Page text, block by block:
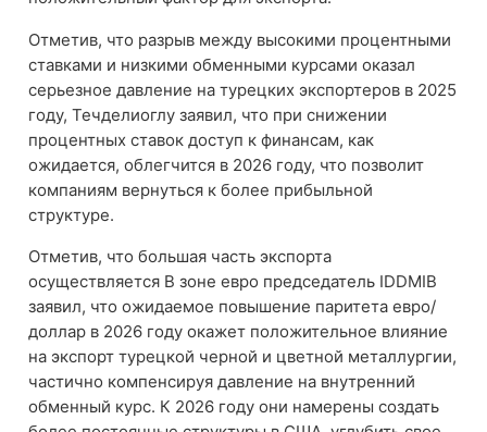
Отметив, что разрыв между высокими процентными
ставками и низкими обменными курсами оказал
серьезное давление на турецких экспортеров в 2025
году, Течделиоглу заявил, что при снижении
процентных ставок доступ к финансам, как
ожидается, облегчится в 2026 году, что позволит
компаниям вернуться к более прибыльной
структуре.
Отметив, что большая часть экспорта
осуществляется В зоне евро председатель IDDMIB
заявил, что ожидаемое повышение паритета евро/
доллар в 2026 году окажет положительное влияние
на экспорт турецкой черной и цветной металлургии,
частично компенсируя давление на внутренний
обменный курс. К 2026 году они намерены создать